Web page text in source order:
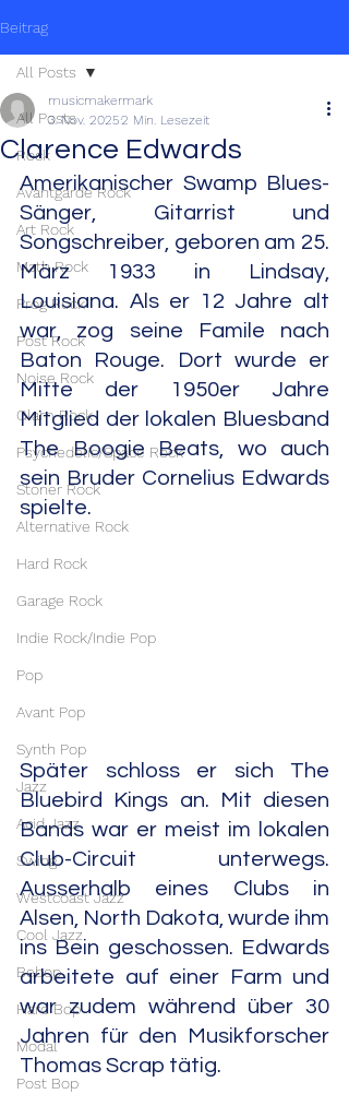
Beitrag
All Posts
Rock
Avantgarde Rock
Art Rock
Math Rock
Prog Rock
Post Rock
Noise Rock
Glam Rock
Psychedelic/Space Rock
Stoner Rock
Alternative Rock
Hard Rock
Garage Rock
Indie Rock/Indie Pop
Pop
Avant Pop
Synth Pop
Jazz
Acid Jazz
Swing
Westcoast Jazz
Cool Jazz
Bebop
Hard Bop
Modal
Post Bop
All Posts
Clarence Edwards
musicmakermark
3. Nov. 20252 Min. Lesezeit
Amerikanischer Swamp Blues-
Sänger, Gitarrist und
Songschreiber, geboren am 25.
März 1933 in Lindsay,
Louisiana. Als er 12 Jahre alt
war, zog seine Famile nach
Baton Rouge. Dort wurde er
Mitte der 1950er Jahre
Mitglied der lokalen Bluesband
The Boogie Beats, wo auch
sein Bruder Cornelius Edwards
spielte.
Später schloss er sich The
Bluebird Kings an. Mit diesen
Bands war er meist im lokalen
Club-Circuit unterwegs.
Ausserhalb eines Clubs in
Alsen, North Dakota, wurde ihm
ins Bein geschossen. Edwards
arbeitete auf einer Farm und
war zudem während über 30
Jahren für den Musikforscher
Thomas Scrap tätig.